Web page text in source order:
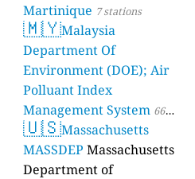
Martinique 7 stations
🇲🇾Malaysia
Department Of
Environment (DOE); Air
Polluant Index
Management System 66
stations
🇺🇸Massachusetts
MASSDEP Massachusetts
Department of